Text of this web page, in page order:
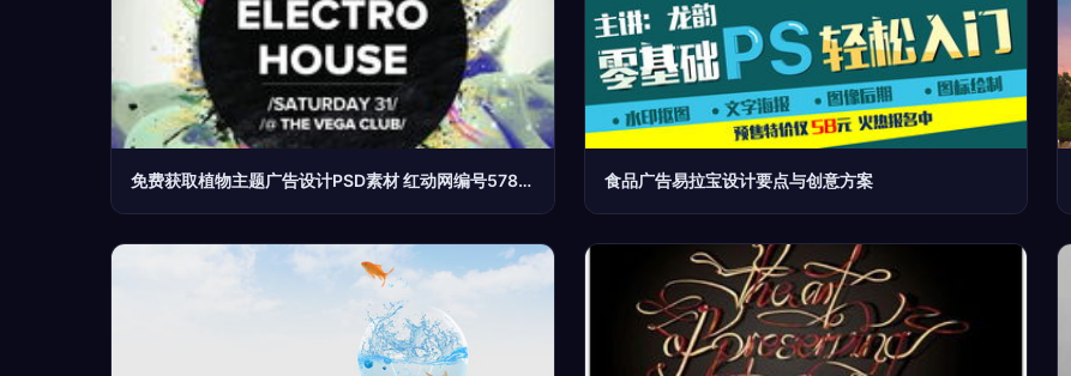
免费获取植物主题广告设计PSD素材 红动网编号5785867完全指南 食品广告易拉宝设计要点与创意方案